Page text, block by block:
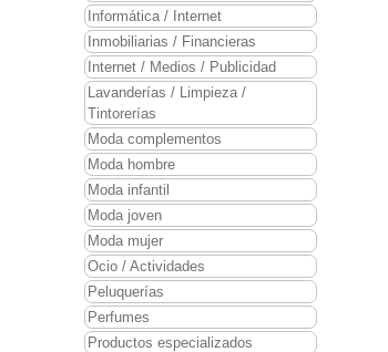
Informática / Internet
Inmobiliarias / Financieras
Internet / Medios / Publicidad
Lavanderías / Limpieza /
Tintorerías
Moda complementos
Moda hombre
Moda infantil
Moda joven
Moda mujer
Ocio / Actividades
Peluquerías
Perfumes
Productos especializados